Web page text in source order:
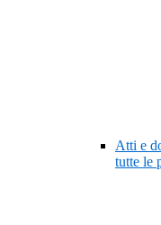
Atti e
tutte le